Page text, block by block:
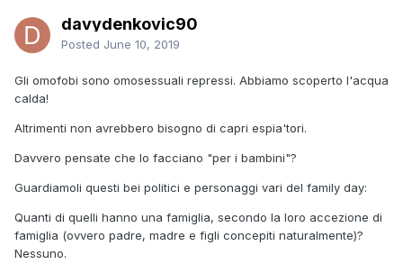
davydenkovic90
Posted June 10, 2019
Gli omofobi sono omosessuali repressi. Abbiamo scoperto l'acqua
calda!
Altrimenti non avrebbero bisogno di capri espia'tori.
Davvero pensate che lo facciano "per i bambini"?
Guardiamoli questi bei politici e personaggi vari del family day:
Quanti di quelli hanno una famiglia, secondo la loro accezione di
famiglia (ovvero padre, madre e figli concepiti naturalmente)?
Nessuno.